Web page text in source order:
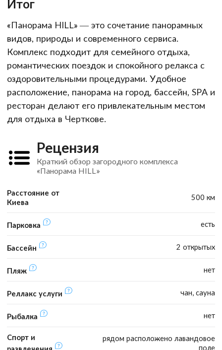
Итог
«Панорама HILL» — это сочетание панорамных
видов, природы и современного сервиса.
Комплекс подходит для семейного отдыха,
романтических поездок и спокойного релакса с
оздоровительными процедурами. Удобное
расположение, панорама на город, бассейн, SPA и
ресторан делают его привлекательным местом
для отдыха в Черткове.
Рецензия
Краткий обзор загородного комплекса
«Панорама HILL»
Расстояние от
Киева
500 км
Парковка есть
Бассейн 2 открытых
Пляж нет
Реллакс услуги чан, сауна
Рыбалка нет
Спорт и
развлечения
рядом расположено лавандовое
поле